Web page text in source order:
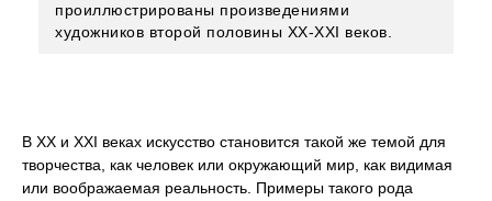
проиллюстрированы произведениями
художников второй половины XX-XXI веков.
В ХХ и ХХI веках искусство становится такой же темой для
творчества, как человек или окружающий мир, как видимая
или воображаемая реальность. Примеры такого рода